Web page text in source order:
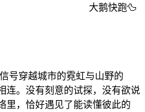
大鹅快跑🦆
号穿越城市的霓虹与山野的
连。没有刻意的试探，没有欲说
里，恰好遇见了能读懂彼此的